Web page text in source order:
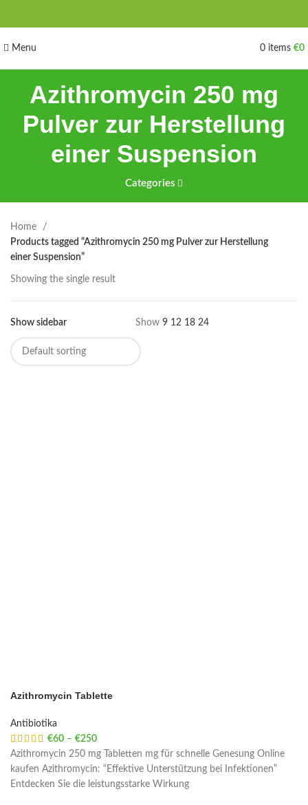
Menu 0 items €0
Azithromycin 250 mg
Pulver zur Herstellung
einer Suspension
Categories
Home
Products tagged “Azithromycin 250 mg Pulver zur Herstellung
einer Suspension”
Showing the single result
Show sidebar Show 9 12 18 24
Azithromycin Tablette
Antibiotika
€60 – €250
Azithromycin 250 mg Tabletten mg für schnelle Genesung Online
kaufen Azithromycin: “Effektive Unterstützung bei Infektionen”
Entdecken Sie die leistungsstarke Wirkung